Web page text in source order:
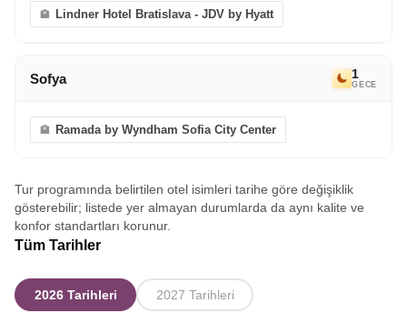
Lindner Hotel Bratislava - JDV by Hyatt
Sofya 1
GECE
Ramada by Wyndham Sofia City Center
Tur programında belirtilen otel isimleri tarihe göre değişiklik
gösterebilir; listede yer almayan durumlarda da aynı kalite ve
konfor standartları korunur.
Tüm Tarihler
2026 Tarihleri 2027 Tarihleri